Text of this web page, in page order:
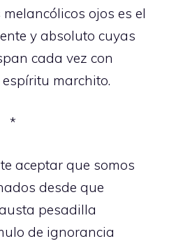
ojos es el
y absoluto cuyas
cada vez con
marchito.
*
aceptar que somos
desde que
pesadilla
de ignorancia